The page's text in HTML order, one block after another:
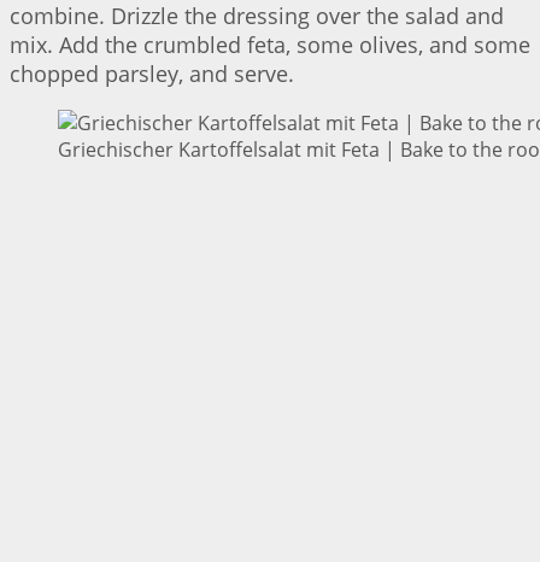
combine. Drizzle the dressing over the salad and
mix. Add the crumbled feta, some olives, and some
chopped parsley, and serve.
Griechischer Kartoffelsalat mit Feta | Bake to the